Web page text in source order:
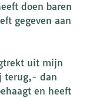
doen baren
gegeven aan
uit mijn
terug,- dan
en heeft